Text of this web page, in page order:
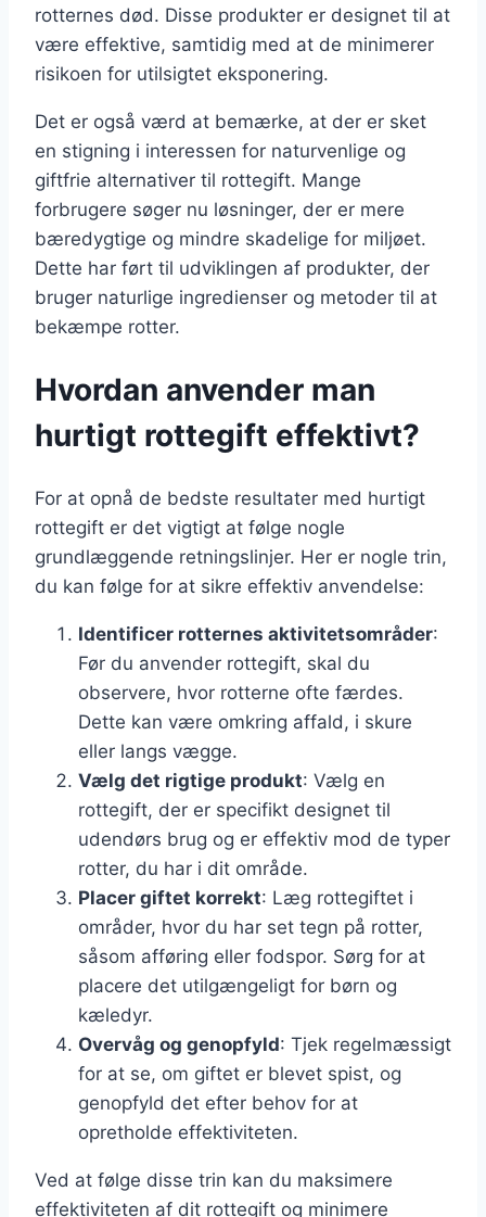
rotternes død. Disse produkter er designet til at
være effektive, samtidig med at de minimerer
risikoen for utilsigtet eksponering.
Det er også værd at bemærke, at der er sket
en stigning i interessen for naturvenlige og
giftfrie alternativer til rottegift. Mange
forbrugere søger nu løsninger, der er mere
bæredygtige og mindre skadelige for miljøet.
Dette har ført til udviklingen af produkter, der
bruger naturlige ingredienser og metoder til at
bekæmpe rotter.
Hvordan anvender man
hurtigt rottegift effektivt?
For at opnå de bedste resultater med hurtigt
rottegift er det vigtigt at følge nogle
grundlæggende retningslinjer. Her er nogle trin,
du kan følge for at sikre effektiv anvendelse:
Identificer rotternes aktivitetsområder:
Før du anvender rottegift, skal du
observere, hvor rotterne ofte færdes.
Dette kan være omkring affald, i skure
eller langs vægge.
Vælg det rigtige produkt: Vælg en
rottegift, der er specifikt designet til
udendørs brug og er effektiv mod de typer
rotter, du har i dit område.
Placer giftet korrekt: Læg rottegiftet i
områder, hvor du har set tegn på rotter,
såsom afføring eller fodspor. Sørg for at
placere det utilgængeligt for børn og
kæledyr.
Overvåg og genopfyld: Tjek regelmæssigt
for at se, om giftet er blevet spist, og
genopfyld det efter behov for at
opretholde effektiviteten.
Ved at følge disse trin kan du maksimere
effektiviteten af dit rottegift og minimere